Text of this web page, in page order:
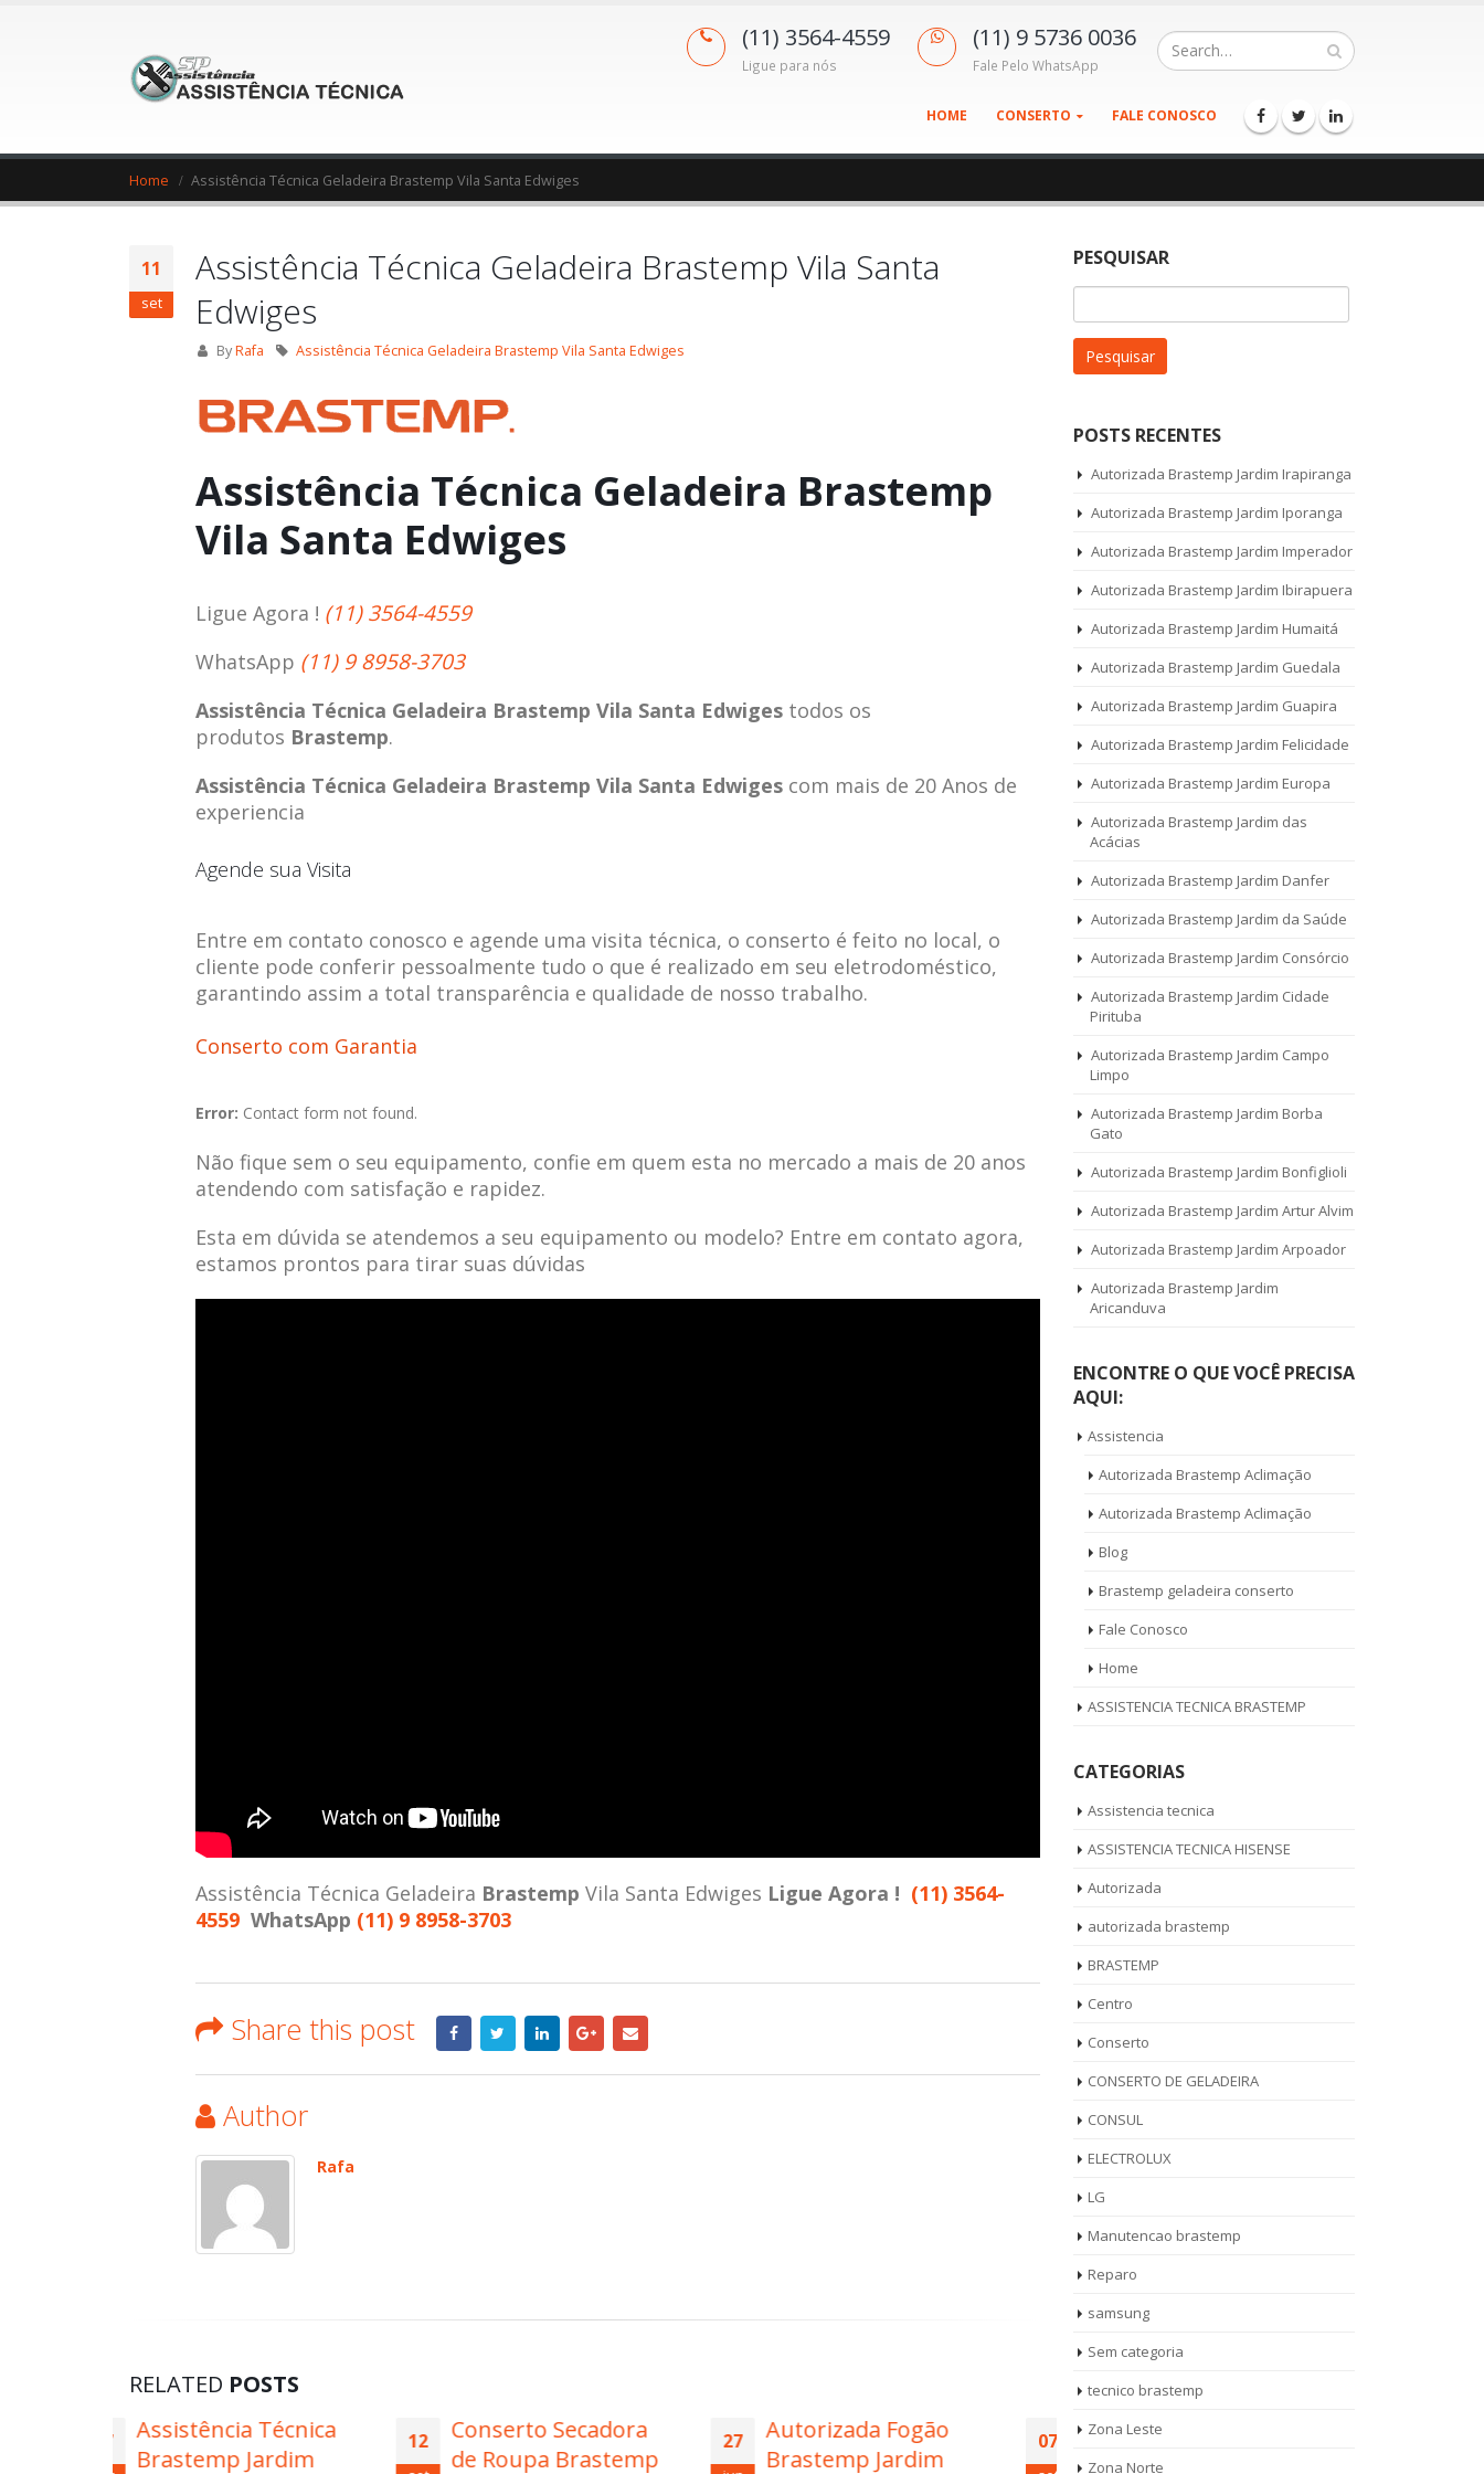
(11) 3564-4559
Ligue para nós
(11) 9 5736 0036
Fale Pelo WhatsApp
HOME CONSERTO FALE CONOSCO
Home Assistência Técnica Geladeira Brastemp Vila Santa Edwiges
11
set
Assistência Técnica Geladeira Brastemp Vila Santa
Edwiges
ByRafa Assistência Técnica Geladeira Brastemp Vila Santa Edwiges
Assistência Técnica Geladeira Brastemp
Vila Santa Edwiges
Ligue Agora ! (11) 3564-4559
WhatsApp (11) 9 8958-3703
Assistência Técnica Geladeira Brastemp Vila Santa Edwiges todos os
produtos Brastemp.
Assistência Técnica Geladeira Brastemp Vila Santa Edwiges com mais de 20 Anos de
experiencia
Agende sua Visita
Entre em contato conosco e agende uma visita técnica, o conserto é feito no local, o
cliente pode conferir pessoalmente tudo o que é realizado em seu eletrodoméstico,
garantindo assim a total transparência e qualidade de nosso trabalho.
Conserto com Garantia
Error: Contact form not found.
Não fique sem o seu equipamento, confie em quem esta no mercado a mais de 20 anos
atendendo com satisfação e rapidez.
Esta em dúvida se atendemos a seu equipamento ou modelo? Entre em contato agora,
estamos prontos para tirar suas dúvidas
Assistência Técnica Geladeira Brastemp Vila Santa Edwiges Ligue Agora ! (11) 3564-
4559 WhatsApp (11) 9 8958-3703
Share this post
Author
Rafa
RELATED POSTS
12
Conserto Secadora
de Roupa Brastemp
27
Autorizada Fogão
Brastemp Jardim
07
Autorizada Brastemp
Jardim Santa Cruz
14
Técnico Maquina de
Lavar Roupa
PESQUISAR
por:
POSTS RECENTES
Autorizada Brastemp Jardim Irapiranga
Autorizada Brastemp Jardim Iporanga
Autorizada Brastemp Jardim Imperador
Autorizada Brastemp Jardim Ibirapuera
Autorizada Brastemp Jardim Humaitá
Autorizada Brastemp Jardim Guedala
Autorizada Brastemp Jardim Guapira
Autorizada Brastemp Jardim Felicidade
Autorizada Brastemp Jardim Europa
Autorizada Brastemp Jardim das
Acácias
Autorizada Brastemp Jardim Danfer
Autorizada Brastemp Jardim da Saúde
Autorizada Brastemp Jardim Consórcio
Autorizada Brastemp Jardim Cidade
Pirituba
Autorizada Brastemp Jardim Campo
Limpo
Autorizada Brastemp Jardim Borba
Gato
Autorizada Brastemp Jardim Bonfiglioli
Autorizada Brastemp Jardim Artur Alvim
Autorizada Brastemp Jardim Arpoador
Autorizada Brastemp Jardim
Aricanduva
ENCONTRE O QUE VOCÊ PRECISA
AQUI:
Assistencia
Autorizada Brastemp Aclimação
Autorizada Brastemp Aclimação
Blog
Brastemp geladeira conserto
Fale Conosco
Home
ASSISTENCIA TECNICA BRASTEMP
CATEGORIAS
Assistencia tecnica
ASSISTENCIA TECNICA HISENSE
Autorizada
autorizada brastemp
BRASTEMP
Centro
Conserto
CONSERTO DE GELADEIRA
CONSUL
ELECTROLUX
LG
Manutencao brastemp
Reparo
samsung
Sem categoria
tecnico brastemp
Zona Leste
Zona Norte